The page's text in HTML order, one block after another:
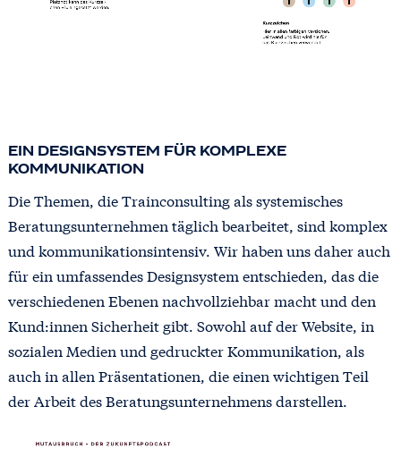
EIN DESIGNSYSTEM FÜR KOMPLEXE
KOMMUNIKATION
Die Themen, die Trainconsulting als systemisches
Beratungsunternehmen täglich bearbeitet, sind komplex
und kommunikationsintensiv. Wir haben uns daher auch
für ein umfassendes Designsystem entschieden, das die
verschiedenen Ebenen nachvollziehbar macht und den
Kund:innen Sicherheit gibt. Sowohl auf der Website, in
sozialen Medien und gedruckter Kommunikation, als
auch in allen Präsentationen, die einen wichtigen Teil
der Arbeit des Beratungsunternehmens darstellen.